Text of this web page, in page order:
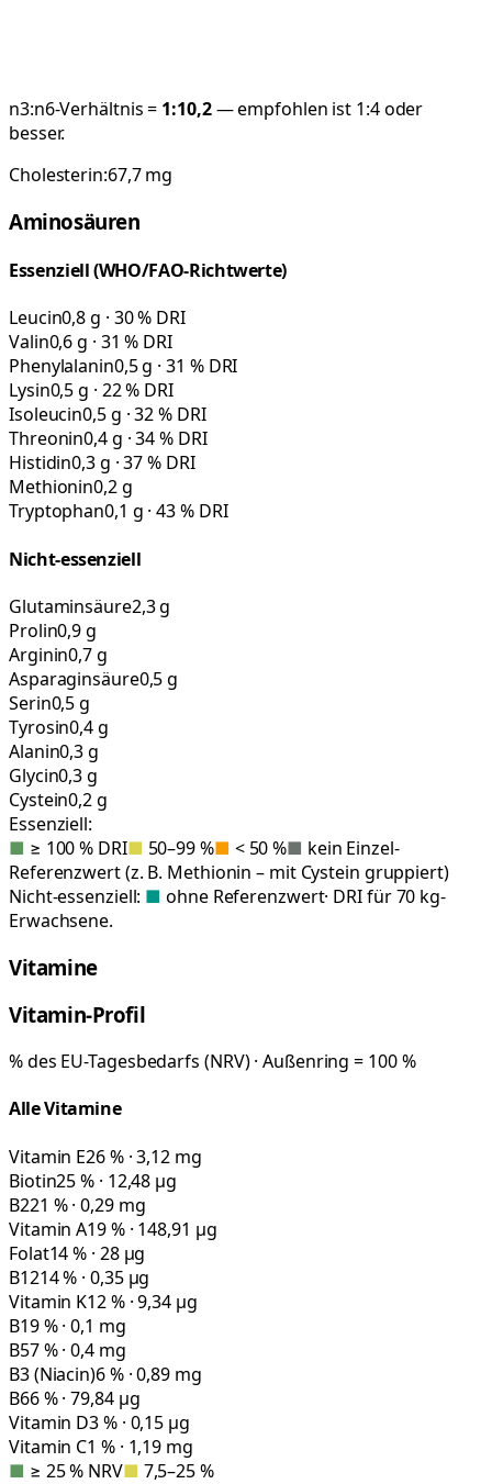
n3:n6-Verhältnis = 1:10,2— empfohlen ist 1:4 oder
besser.
Cholesterin:67,7mg
Aminosäuren
Essenziell (WHO/FAO-Richtwerte)
Leucin0,8 g · 30 % DRI
Valin0,6 g · 31 % DRI
Phenylalanin0,5 g · 31 % DRI
Lysin0,5 g · 22 % DRI
Isoleucin0,5 g · 32 % DRI
Threonin0,4 g · 34 % DRI
Histidin0,3 g · 37 % DRI
Methionin0,2 g
Tryptophan0,1 g · 43 % DRI
Nicht-essenziell
Glutaminsäure2,3 g
Prolin0,9 g
Arginin0,7 g
Asparaginsäure0,5 g
Serin0,5 g
Tyrosin0,4 g
Alanin0,3 g
Glycin0,3 g
Cystein0,2 g
Essenziell:
■ ≥ 100 % DRI■ 50–99 %■ < 50 %■ kein Einzel-
Referenzwert (z. B. Methionin – mit Cystein gruppiert)
Nicht-essenziell: ■ ohne Referenzwert· DRI für 70 kg-
Erwachsene.
Vitamine
Vitamin-Profil
% des EU-Tagesbedarfs (NRV) · Außenring = 100 %
Alle Vitamine
Vitamin E26 % · 3,12 mg
Biotin25 % · 12,48 µg
B221 % · 0,29 mg
Vitamin A19 % · 148,91 µg
Folat14 % · 28 µg
B1214 % · 0,35 µg
Vitamin K12 % · 9,34 µg
B19 % · 0,1 mg
B57 % · 0,4 mg
B3 (Niacin)6 % · 0,89 mg
B66 % · 79,84 µg
Vitamin D3 % · 0,15 µg
Vitamin C1 % · 1,19 mg
■ ≥ 25 % NRV■ 7,5–25 %